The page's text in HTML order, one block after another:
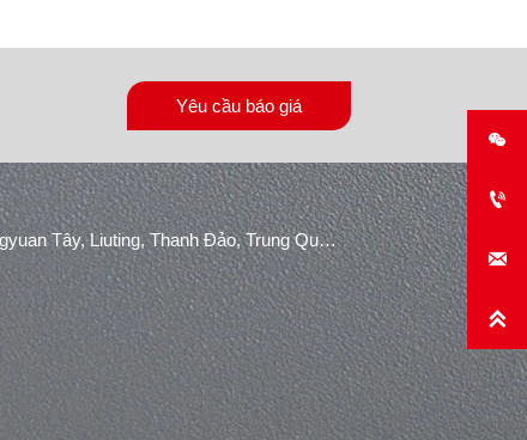
Yêu cầu báo giá
Khu công nghiệp Konggang, Đường Shuangyuan Tây, Liuting, Thanh Đảo, Trung Quốc.



